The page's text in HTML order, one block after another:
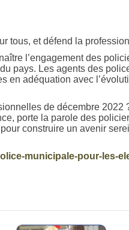
tous, et défend la
l’engagement des
pays. Les agents des
en adéquation avec
de décembre 2022
porte la parole des
construire un avenir
municipale-pour-les-